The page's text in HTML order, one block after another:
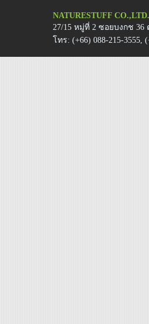
NATURESTUFF CO.,LTD.
27/15 หมู่ที่ 2 ซอยบงกช 36
โทร: (+66) 088-215-3555,